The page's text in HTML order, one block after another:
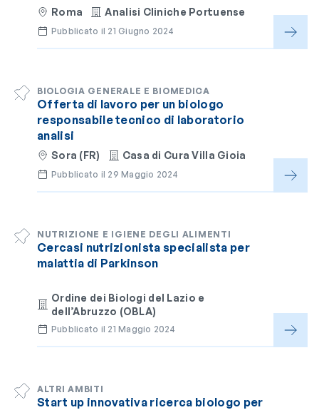
Roma Analisi Cliniche Portuense
Pubblicato il 21 Giugno 2024
BIOLOGIA GENERALE E BIOMEDICA
Offerta di lavoro per un biologo
responsabile tecnico di laboratorio
analisi
Sora (FR) Casa di Cura Villa Gioia
Pubblicato il 29 Maggio 2024
NUTRIZIONE E IGIENE DEGLI ALIMENTI
Cercasi nutrizionista specialista per
malattia di Parkinson
Ordine dei Biologi del Lazio e
dell’Abruzzo (OBLA)
Pubblicato il 21 Maggio 2024
ALTRI AMBITI
Start up innovativa ricerca biologo per